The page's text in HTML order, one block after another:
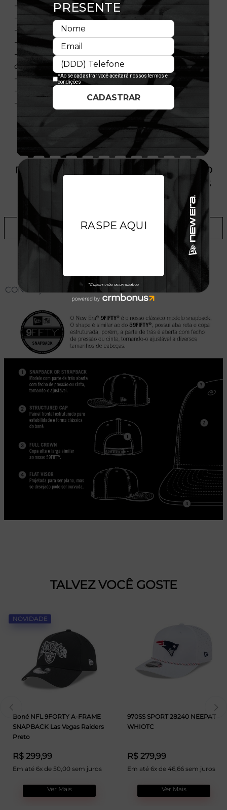
- Ajustável
- Coroa estruturada
- Contra-aba camuflada
- Path do logo Salute To Service na parte traseira
- Patch da bandeira dos Estados Unidos no lado
direito
- Flag New Era bordada no lado esquerdo
- Licença oficial
- Importado
PRODUTO SEM ESTOQUE DÍSPONÍVEL NO
SITE, CONSULTE A DISPONIBILIDADE NAS
ADICIONAR A LISTA DE DESEJOS
CONHEÇA O MODELO DO BONÉ
TALVEZ VOCÊ GOSTE
NOVIDADE
Boné NFL 9FORTY A-FRAME
SNAPBACK Las Vegas Raiders
Preto
R$ 299,99
Em até 6x de 50,00 sem juros
Ver Mais
970SS SPORT 28240 NEEPAT
WHIOTC
R$ 279,99
Em até 6x de 46,66 sem juros
Ver Mais